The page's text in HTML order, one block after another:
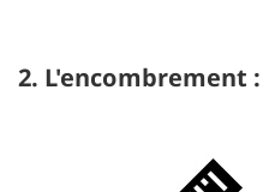
2. L'encombrement :